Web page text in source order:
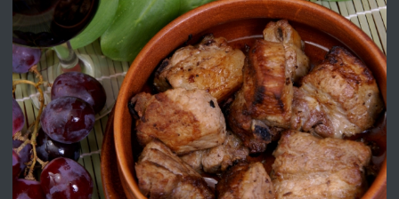
преди 1 година
ПРЕДЛАГА Работа за общи работници
преди 1 година
ПРЕДЛАГА
Първи поход "По стъпките на Ангел